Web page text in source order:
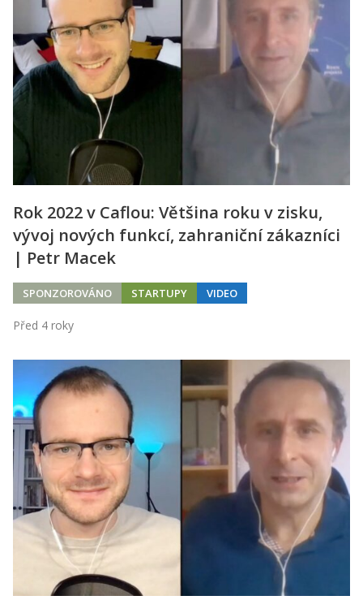
Rok 2022 v Caflou: Většina roku v zisku,
vývoj nových funkcí, zahraniční zákazníci
| Petr Macek
SPONZOROVÁNO STARTUPY VIDEO
Před 4 roky